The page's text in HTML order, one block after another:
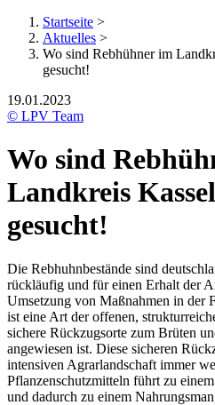
Startseite >
Aktuelles >
Wo sind Rebhühner im
gesucht!
19.01.2023
© LPV Team
Wo sind
Landkreis
gesucht!
Die Rebhuhnbestände sind
rückläufig und für einen Erhalt der
Umsetzung von Maßnahmen in der
ist eine Art der offenen,
sichere Rückzugsorte zum Brüten
angewiesen ist. Diese sicheren
intensiven Agrarlandschaft immer
Pflanzenschutzmitteln führt zu
und dadurch zu einem